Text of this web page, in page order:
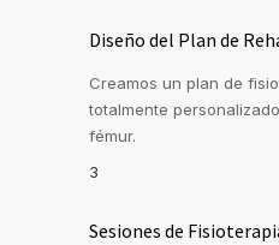
Diseño del Plan de
Creamos un plan de
totalmente
fémur.
3
Sesiones de